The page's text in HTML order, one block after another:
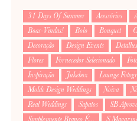
31 Days Of Summer Acessórios
Boas-Vindas!
Bolo Bouquet
Decoração
Design Events
Flores
Fornecedor Selecionado
Inspiração
Jukebox Lounge
Molde Design Weddings
Noiva
Real Weddings
Sapatos SB
Simplesmente Branco É...
S